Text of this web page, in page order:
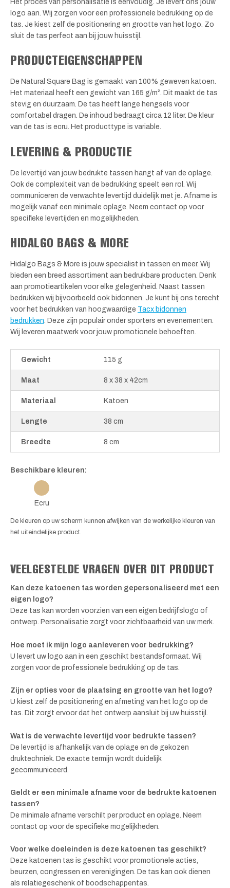
Het proces van personalisatie is eenvoudig. Je levert ons jouw
logo aan. Wij zorgen voor een professionele bedrukking op de
tas. Je kiest zelf de positionering en grootte van het logo. Zo
sluit de tas perfect aan bij jouw huisstijl.
PRODUCTEIGENSCHAPPEN
De Natural Square Bag is gemaakt van 100% geweven katoen.
Het materiaal heeft een gewicht van 165 g/m². Dit maakt de tas
stevig en duurzaam. De tas heeft lange hengsels voor
comfortabel dragen. De inhoud bedraagt circa 12 liter. De kleur
van de tas is ecru. Het producttype is variable.
LEVERING & PRODUCTIE
De levertijd van jouw bedrukte tassen hangt af van de oplage.
Ook de complexiteit van de bedrukking speelt een rol. Wij
communiceren de verwachte levertijd duidelijk met je. Afname is
mogelijk vanaf een minimale oplage. Neem contact op voor
specifieke levertijden en mogelijkheden.
HIDALGO BAGS & MORE
Hidalgo Bags & More is jouw specialist in tassen en meer. Wij
bieden een breed assortiment aan bedrukbare producten. Denk
aan promotieartikelen voor elke gelegenheid. Naast tassen
bedrukken wij bijvoorbeeld ook bidonnen. Je kunt bij ons terecht
voor het bedrukken van hoogwaardige Tacx bidonnen
bedrukken . Deze zijn populair onder sporters en evenementen.
Wij leveren maatwerk voor jouw promotionele behoeften.
Gewicht 115 g
Maat 8 x 38 x 42cm
Materiaal Katoen
Lengte 38 cm
Breedte 8 cm
Beschikbare kleuren:
Ecru
De kleuren op uw scherm kunnen afwijken van de werkelijke kleuren van
het uiteindelijke product.
VEELGESTELDE VRAGEN OVER DIT PRODUCT
Kan deze katoenen tas worden gepersonaliseerd met een
eigen logo?
Deze tas kan worden voorzien van een eigen bedrijfslogo of
ontwerp. Personalisatie zorgt voor zichtbaarheid van uw merk.
Hoe moet ik mijn logo aanleveren voor bedrukking?
U levert uw logo aan in een geschikt bestandsformaat. Wij
zorgen voor de professionele bedrukking op de tas.
Zijn er opties voor de plaatsing en grootte van het logo?
U kiest zelf de positionering en afmeting van het logo op de
tas. Dit zorgt ervoor dat het ontwerp aansluit bij uw huisstijl.
Wat is de verwachte levertijd voor bedrukte tassen?
De levertijd is afhankelijk van de oplage en de gekozen
druktechniek. De exacte termijn wordt duidelijk
gecommuniceerd.
Geldt er een minimale afname voor de bedrukte katoenen
tassen?
De minimale afname verschilt per product en oplage. Neem
contact op voor de specifieke mogelijkheden.
Voor welke doeleinden is deze katoenen tas geschikt?
Deze katoenen tas is geschikt voor promotionele acties,
beurzen, congressen en verenigingen. De tas kan ook dienen
als relatiegeschenk of boodschappentas.